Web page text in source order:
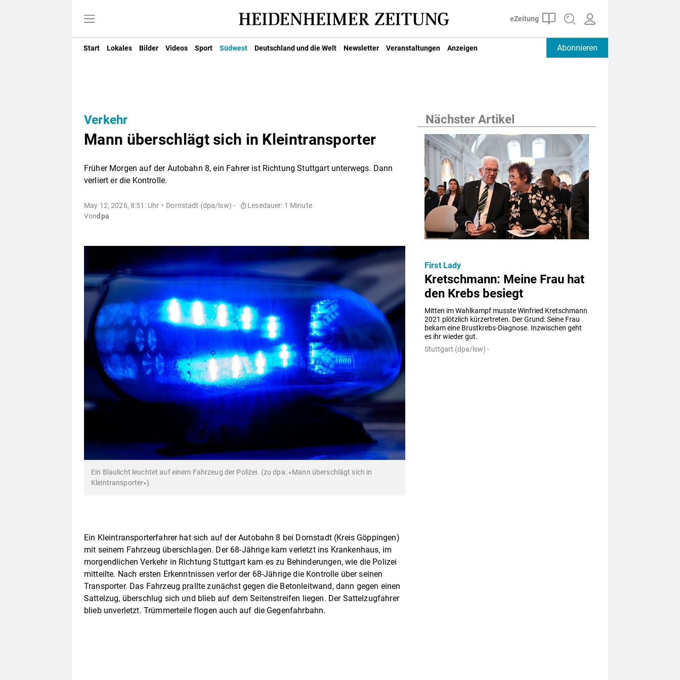
Start Lokales Bilder Videos Sport Südwest Deutschland und die Welt Newsletter Veranstaltungen Anzeigen Abonnieren
Verkehr
Mann überschlägt sich in Kleintransporter
Früher Morgen auf der Autobahn 8, ein Fahrer ist Richtung Stuttgart unterwegs. Dann
verliert er die Kontrolle.
May 12, 2026, 8:51: Uhr Dornstadt (dpa/lsw) -
Lesedauer: 1 Minute
Vondpa
Ein Blaulicht leuchtet auf einem Fahrzeug der Polizei. (zu dpa: «Mann überschlägt sich in
Kleintransporter»)
Ein Kleintransporterfahrer hat sich auf der Autobahn 8 bei Dornstadt (Kreis Göppingen)
mit seinem Fahrzeug überschlagen. Der 68-Jährige kam verletzt ins Krankenhaus, im
morgendlichen Verkehr in Richtung Stuttgart kam es zu Behinderungen, wie die Polizei
mitteilte. Nach ersten Erkenntnissen verlor der 68-Jährige die Kontrolle über seinen
Transporter. Das Fahrzeug prallte zunächst gegen die Betonleitwand, dann gegen einen
Sattelzug, überschlug sich und blieb auf dem Seitenstreifen liegen. Der Sattelzugfahrer
blieb unverletzt. Trümmerteile flogen auch auf die Gegenfahrbahn.
Nächster Artikel
Kretschmann: Meine Frau hat
den Krebs besiegt
Mitten im Wahlkampf musste Winfried Kretschmann
2021 plötzlich kürzertreten. Der Grund: Seine Frau
bekam eine Brustkrebs-Diagnose. Inzwischen geht
es ihr wieder gut.
First Lady
Stuttgart (dpa/lsw) -